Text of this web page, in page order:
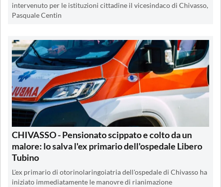
intervenuto per le istituzioni cittadine il vicesindaco di Chivasso,
Pasquale Centin
CHIVASSO - Pensionato scippato e colto da un
malore: lo salva l'ex primario dell'ospedale Libero
Tubino
L'ex primario di otorinolaringoiatria dell'ospedale di Chivasso ha
iniziato immediatamente le manovre di rianimazione